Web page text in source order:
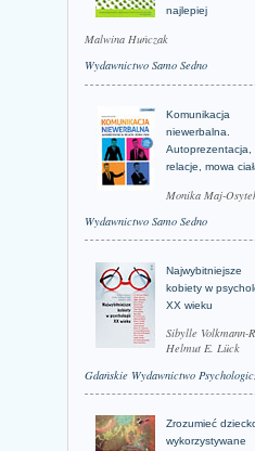
najlepiej
Malwina Huńczak
Wydawnictwo Samo Sedno
Komunikacja
niewerbalna.
Autoprezentacja,
relacje, mowa
Monika Maj-
Wydawnictwo Samo Sedno
Najwybitniejsze
kobiety w
XX wieku
Sibylle Volkmann-
Helmut E. Lück
Gdańskie Wydawnictwo
Zrozumieć
wykorzystywane